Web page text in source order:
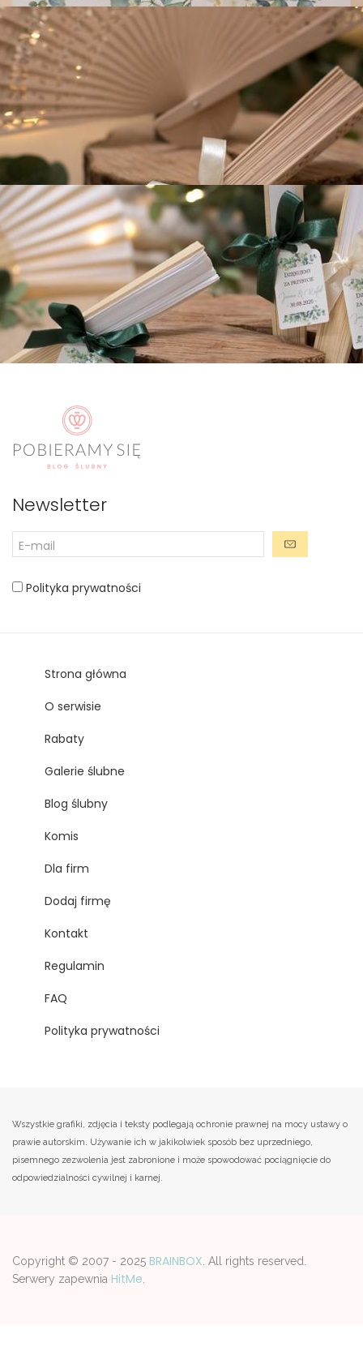
Newsletter
Polityka prywatności
Strona główna
O serwisie
Rabaty
Galerie ślubne
Blog ślubny
Komis
Dla firm
Dodaj firmę
Kontakt
Regulamin
FAQ
Polityka prywatności
Wszystkie grafiki, zdjęcia i teksty podlegają ochronie prawnej na mocy ustawy o
prawie autorskim. Używanie ich w jakikolwiek sposób bez uprzedniego,
pisemnego zezwolenia jest zabronione i może spowodować pociągnięcie do
odpowiedzialności cywilnej i karnej.
Copyright © 2007 - 2025 BRAINBOX . All rights reserved.
Serwery zapewnia HitMe